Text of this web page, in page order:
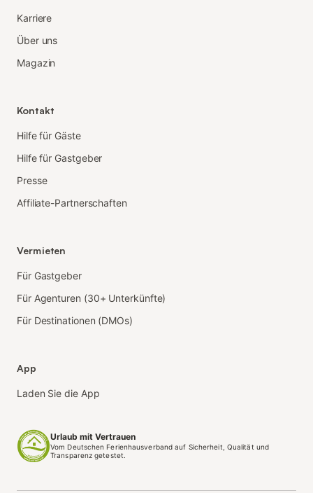
Karriere
Über uns
Magazin
Kontakt
Hilfe für Gäste
Hilfe für Gastgeber
Presse
Affiliate-Partnerschaften
Vermieten
Für Gastgeber
Für Agenturen (30+ Unterkünfte)
Für Destinationen (DMOs)
App
Laden Sie die App
Urlaub mit Vertrauen
Vom Deutschen Ferienhausverband auf Sicherheit, Qualität und
Transparenz getestet.